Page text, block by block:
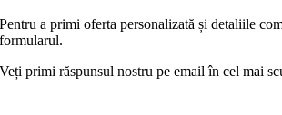
Pentru a primi oferta personalizată și detaliile
formularul.
Veți primi răspunsul nostru pe email în cel mai